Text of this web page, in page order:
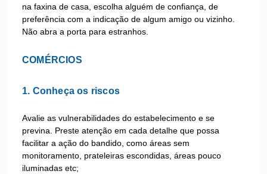
na faxina de casa, escolha alguém de confiança, de
preferência com a indicação de algum amigo ou vizinho.
Não abra a porta para estranhos.
COMÉRCIOS
1. Conheça os riscos
Avalie as vulnerabilidades do estabelecimento e se
previna. Preste atenção em cada detalhe que possa
facilitar a ação do bandido, como áreas sem
monitoramento, prateleiras escondidas, áreas pouco
iluminadas etc;